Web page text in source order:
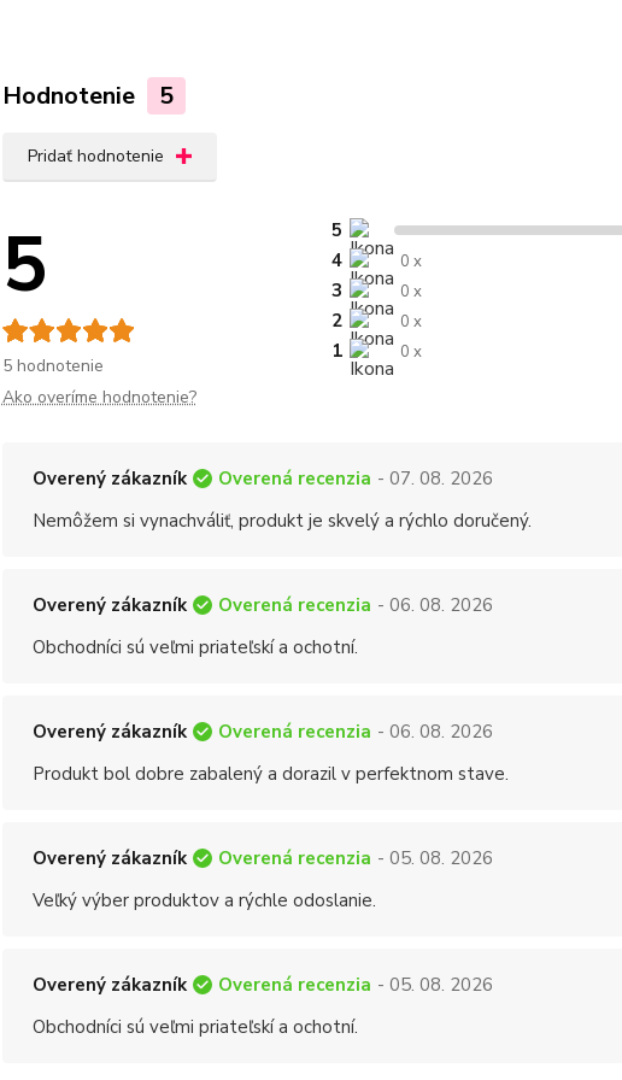
Hodnotenie 5
Pridať hodnotenie
5
5 hodnotenie
5
4
0 x
3 0 x
2 0 x
1 0 x
Ako overíme hodnotenie?
Overený zákazník Overená recenzia - 07. 08. 2026
Nemôžem si vynachváliť, produkt je skvelý a rýchlo doručený.
Overený zákazník Overená recenzia - 06. 08. 2026
Obchodníci sú veľmi priateľskí a ochotní.
Overený zákazník Overená recenzia - 06. 08. 2026
Produkt bol dobre zabalený a dorazil v perfektnom stave.
Overený zákazník Overená recenzia - 05. 08. 2026
Veľký výber produktov a rýchle odoslanie.
Overený zákazník Overená recenzia - 05. 08. 2026
Obchodníci sú veľmi priateľskí a ochotní.